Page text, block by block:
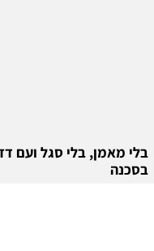
בלי מאמן, בלי סגל ועם
בסכנה